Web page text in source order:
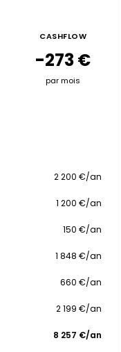
CASHFLOW
-273 €
par mois
2 200 €/an
1 200 €/an
150 €/an
1 848 €/an
660 €/an
2 199 €/an
8 257 €/an